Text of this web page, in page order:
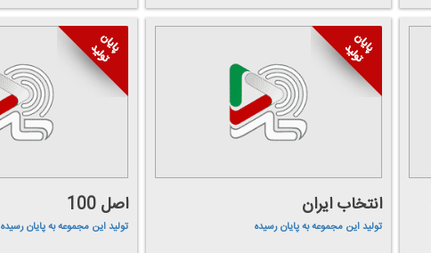
انتخاب ایران
تولید این مجموعه به پایان رسیده
اصل 100
تولید این مجموعه به پایان رسیده